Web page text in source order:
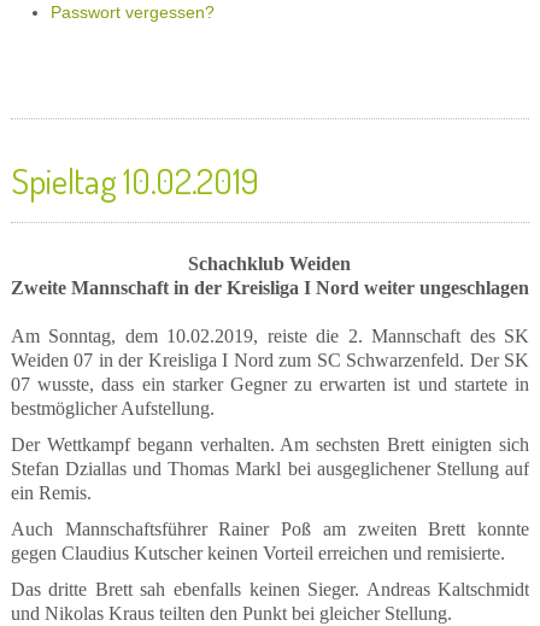
Passwort vergessen?
Spieltag 10.02.2019
Schachklub Weiden
Zweite Mannschaft in der Kreisliga I Nord weiter ungeschlagen
Am Sonntag, dem 10.02.2019, reiste die 2. Mannschaft des SK
Weiden 07 in der Kreisliga I Nord zum SC Schwarzenfeld. Der SK
07 wusste, dass ein starker Gegner zu erwarten ist und startete in
bestmöglicher Aufstellung.
Der Wettkampf begann verhalten. Am sechsten Brett einigten sich
Stefan Dziallas und Thomas Markl bei ausgeglichener Stellung auf
ein Remis.
Auch Mannschaftsführer Rainer Poß am zweiten Brett konnte
gegen Claudius Kutscher keinen Vorteil erreichen und remisierte.
Das dritte Brett sah ebenfalls keinen Sieger. Andreas Kaltschmidt
und Nikolas Kraus teilten den Punkt bei gleicher Stellung.